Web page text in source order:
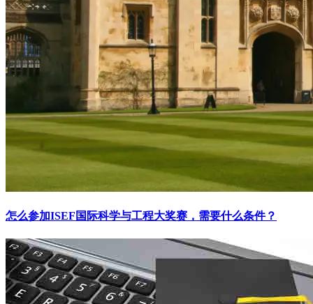
怎么参加ISEF国际科学与工程大奖赛，需要什么条件？